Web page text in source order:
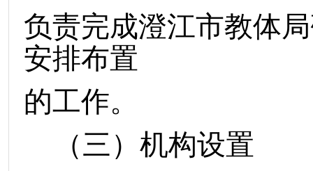
负责完成澄江市教体
安排布置
的工作。
（三）机构设置